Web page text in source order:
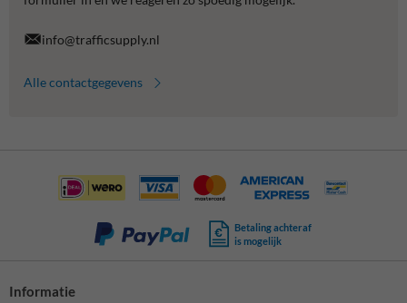
info@trafficsupply.nl
Alle contactgegevens
Betaling achteraf
is mogelijk
Informatie